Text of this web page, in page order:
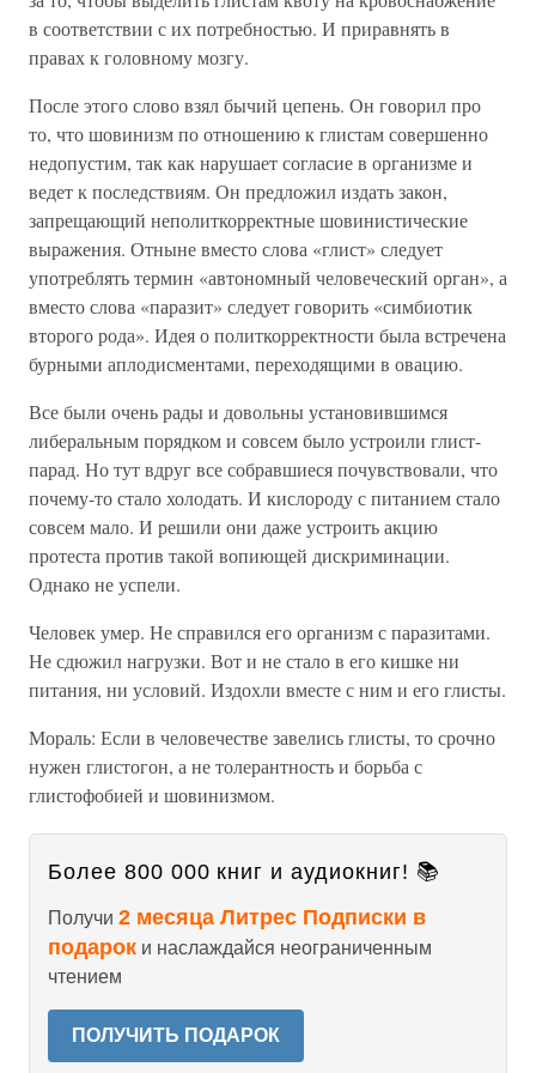
в соответствии с их потребностью. И приравнять в
правах к головному мозгу.
После этого слово взял бычий цепень. Он говорил про
то, что шовинизм по отношению к глистам совершенно
недопустим, так как нарушает согласие в организме и
ведет к последствиям. Он предложил издать закон,
запрещающий неполиткорректные шовинистические
выражения. Отныне вместо слова «глист» следует
употреблять термин «автономный человеческий орган», а
вместо слова «паразит» следует говорить «симбиотик
второго рода». Идея о политкорректности была встречена
бурными аплодисментами, переходящими в овацию.
Все были очень рады и довольны установившимся
либеральным порядком и совсем было устроили глист-
парад. Но тут вдруг все собравшиеся почувствовали, что
почему-то стало холодать. И кислороду с питанием стало
совсем мало. И решили они даже устроить акцию
протеста против такой вопиющей дискриминации.
Однако не успели.
Человек умер. Не справился его организм с паразитами.
Не сдюжил нагрузки. Вот и не стало в его кишке ни
питания, ни условий. Издохли вместе с ним и его глисты.
Мораль: Если в человечестве завелись глисты, то срочно
нужен глистогон, а не толерантность и борьба с
глистофобией и шовинизмом.
Более 800 000 книг и аудиокниг! 📚
Получи 2 месяца Литрес Подписки в
подарок и наслаждайся неограниченным
чтением
ПОЛУЧИТЬ ПОДАРОК